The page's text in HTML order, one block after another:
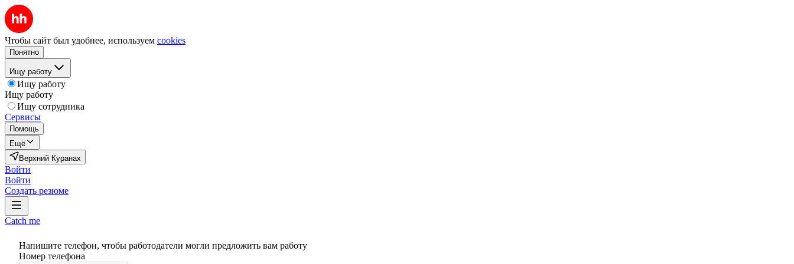
Чтобы сайт был удобнее, используем cookies
Понятно
Ищу работу
Ищу работу
Ищу работу
Ищу сотрудника
Сервисы
Помощь
Ещё
Верхний Куранах
Войти
Войти
Создать резюме
Catch me
Напишите телефон, чтобы работодатели могли предложить вам работу
Номер телефона